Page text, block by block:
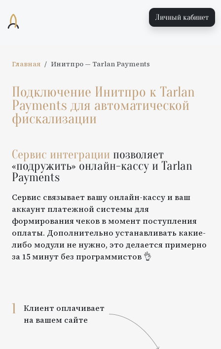
Личный кабинет
Главная Инитпро — Tarlan Payments
Подключение Инитпро к Tarlan
Payments для автоматической
фискализации
Сервис интеграции позволяет
«подружить» онлайн-кассу и Tarlan
Payments
Сервис связывает вашу онлайн-кассу и ваш
аккаунт платежной системы для
формирования чеков в момент поступления
оплаты. Дополнительно устанавливать какие-
либо модули не нужно, это делается примерно
за 15 минут без программистов 👌
1
Клиент оплачивает
на вашем сайте